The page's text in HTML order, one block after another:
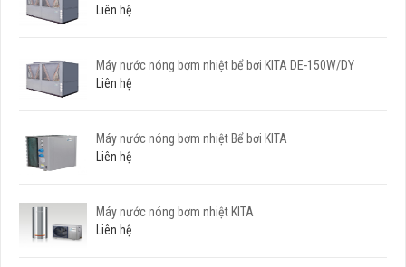
Liên hệ
Máy nước nóng bơm nhiệt bể bơi KITA DE-150W/DY
Liên hệ
Máy nước nóng bơm nhiệt Bể bơi KITA
Liên hệ
Máy nước nóng bơm nhiệt KITA
Liên hệ